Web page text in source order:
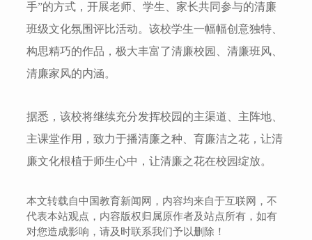
手”的方式，开展老师、学生、家长共同参与的清廉
班级文化氛围评比活动。该校学生一幅幅创意独特、
构思精巧的作品，极大丰富了清廉校园、清廉班风、
清廉家风的内涵。
据悉，该校将继续充分发挥校园的主渠道、主阵地、
主课堂作用，致力于播清廉之种、育廉洁之花，让清
廉文化根植于师生心中，让清廉之花在校园绽放。
本文转载自中国教育新闻网，内容均来自于互联网，不
代表本站观点，内容版权归属原作者及站点所有，如有
对您造成影响，请及时联系我们予以删除！